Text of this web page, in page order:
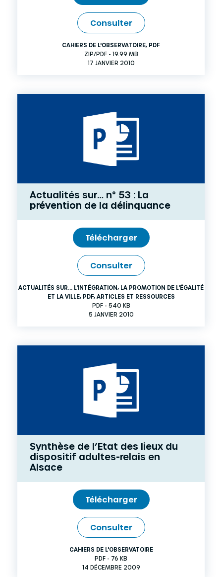
Consulter
CAHIERS DE L'OBSERVATOIRE, PDF
ZIP/PDF - 19.99 MB
17 JANVIER 2010
Actualités sur… n° 53 : La
prévention de la délinquance
Télécharger
Consulter
ACTUALITÉS SUR... L'INTÉGRATION, LA PROMOTION DE L'ÉGALITÉ
ET LA VILLE, PDF, ARTICLES ET RESSOURCES
PDF - 540 KB
5 JANVIER 2010
Synthèse de l’Etat des lieux du
dispositif adultes-relais en
Alsace
Télécharger
Consulter
CAHIERS DE L'OBSERVATOIRE
PDF - 76 KB
14 DÉCEMBRE 2009